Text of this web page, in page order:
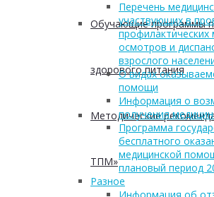
Обучающие программы
здорового питания
Методические
ТПМ»
Перечень
участвующих в
профилактических
осмотров и
взрослого
О видах
помощи
Информация о
получения
Программа
бесплатного
медицинской
плановый период
Разное